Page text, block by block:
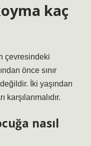
kaç
çevresindeki
önce sınır
İki yaşından
nasıl